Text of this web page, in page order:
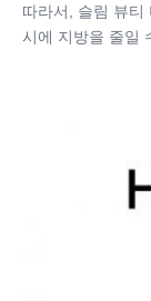
따라서, 슬림 뷰티
시에 지방을 줄일